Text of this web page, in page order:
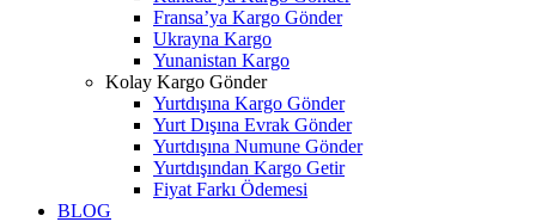
Fransa’ya Kargo Gönder
Ukrayna Kargo
Yunanistan Kargo
Kolay Kargo Gönder
Yurtdışına Kargo Gönder
Yurt Dışına Evrak Gönder
Yurtdışına Numune Gönder
Yurtdışından Kargo Getir
Fiyat Farkı Ödemesi
BLOG